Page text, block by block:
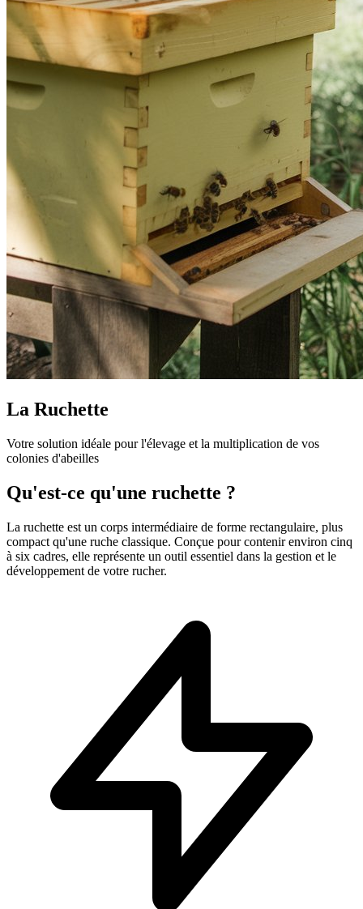
La Ruchette
Votre solution idéale pour l'élevage et la multiplication de vos
colonies d'abeilles
Qu'est-ce qu'une ruchette ?
La ruchette est un corps intermédiaire de forme rectangulaire, plus
compact qu'une ruche classique. Conçue pour contenir environ cinq
à six cadres, elle représente un outil essentiel dans la gestion et le
développement de votre rucher.